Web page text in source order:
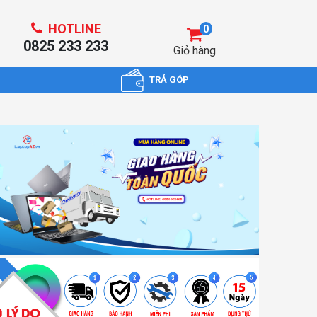
HOTLINE
0825 233 233 Giỏ hàng
0
TRẢ GÓP